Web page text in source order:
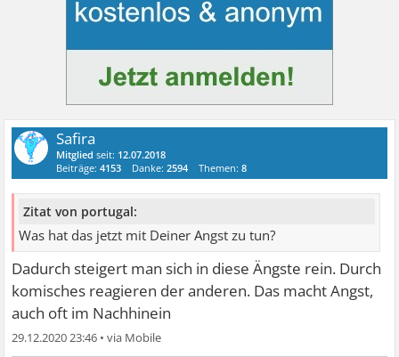
Safira
Mitglied seit: 12.07.2018
Beiträge:4153 Danke:2594 Themen:8
Zitat von portugal:
Was hat das jetzt mit Deiner Angst zu tun?
Dadurch steigert man sich in diese Ängste rein. Durch
komisches reagieren der anderen. Das macht Angst,
auch oft im Nachhinein
29.12.2020 23:46 •